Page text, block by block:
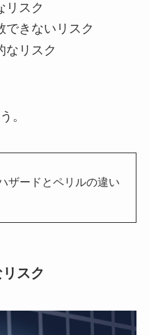
リスク
できないリスク
なリスク
。
ザードとペリルの違い
スク